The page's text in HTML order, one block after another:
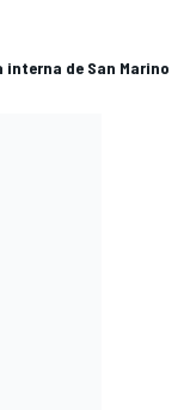
de San Marino